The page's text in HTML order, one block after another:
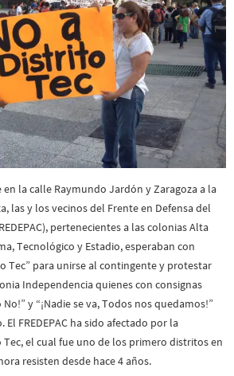
en la calle Raymundo Jardón y Zaragoza a la
las y los vecinos del Frente en Defensa del
pertenecientes a las colonias Alta
Tecnológico y Estadio, esperaban con
Tec” para unirse al contingente y protestar
Independencia quienes con consignas
y “¡Nadie se va, Todos nos quedamos!”
FREDEPAC ha sido afectado por la
el cual fue uno de los primero distritos en
resisten desde hace 4 años.